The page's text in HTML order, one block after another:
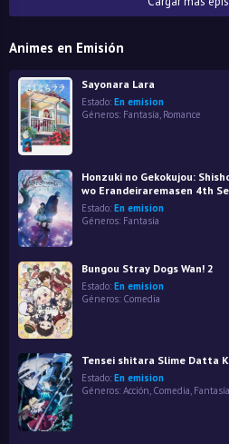
Animes en Emisión
Sayonara Lara
Estado: En emision
Géneros: Fantasía, Romance
Honzuki no Gekokujou:
wo Erandeiraremasen 4th
Estado: En emision
Géneros: Fantasía
Bungou Stray Dogs Wan! 2
Estado: En emision
Géneros: Comedia
Tensei shitara Slime Datta
Estado: En emision
Géneros: Acción, Comedia, Fantasía